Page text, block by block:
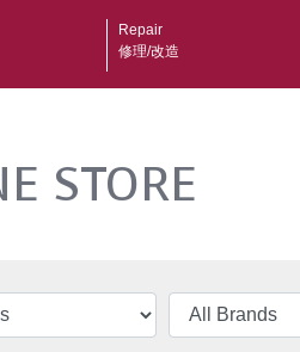
Repair
修理/改造
STORE